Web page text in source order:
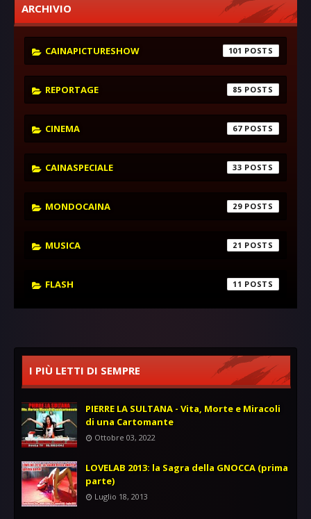
ARCHIVIO
CAINAPICTURESHOW 101
REPORTAGE 85
CINEMA 67
CAINASPECIALE 33
MONDOCAINA 29
MUSICA 21
FLASH 11
I PIÙ LETTI DI SEMPRE
PIERRE LA SULTANA - Vita, Morte e Miracoli
di una Cartomante
Ottobre 03, 2022
LOVELAB 2013: la Sagra della GNOCCA (prima
parte)
Luglio 18, 2013